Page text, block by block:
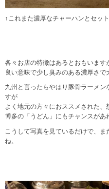
↑これまた濃厚なチャーハンとセッ
各々お店の特徴はあるとおもいます
良い意味で少し臭みのある濃厚さで
九州と言ったらやはり豚骨ラーメ
すが
よく地元の方々におススメされた、
博多の「うどん」にもチャンスがあ
こうして写真を見ているだけで、
ね。